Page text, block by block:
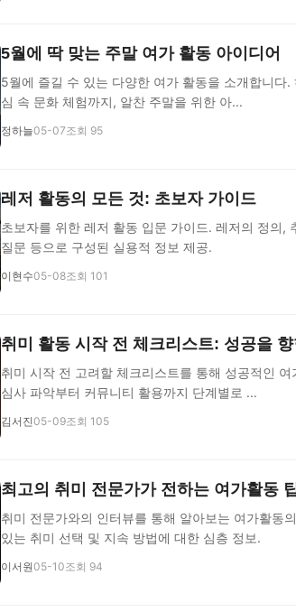
5월에 딱 맞는 주말 여가 활동 아이디어
5월에 즐길 수 있는 다양한 여가 활동을 소개합니다.
심 속 문화 체험까지, 알찬 주말을 위한 아...
정하늘05-07조회 95
레저 활동의 모든 것: 초보자 가이드
초보자를 위한 레저 활동 입문 가이드. 레저의 정의,
질문 등으로 구성된 실용적 정보 제공.
이현수05-08조회 101
취미 활동 시작 전 체크리스트: 성공을
취미 시작 전 고려할 체크리스트를 통해 성공적인
심사 파악부터 커뮤니티 활용까지 단계별로 ...
김서진05-09조회 105
최고의 취미 전문가가 전하는 여가활동
취미 전문가와의 인터뷰를 통해 알아보는 여가활동
있는 취미 선택 및 지속 방법에 대한 심층 정보.
이서원05-10조회 94